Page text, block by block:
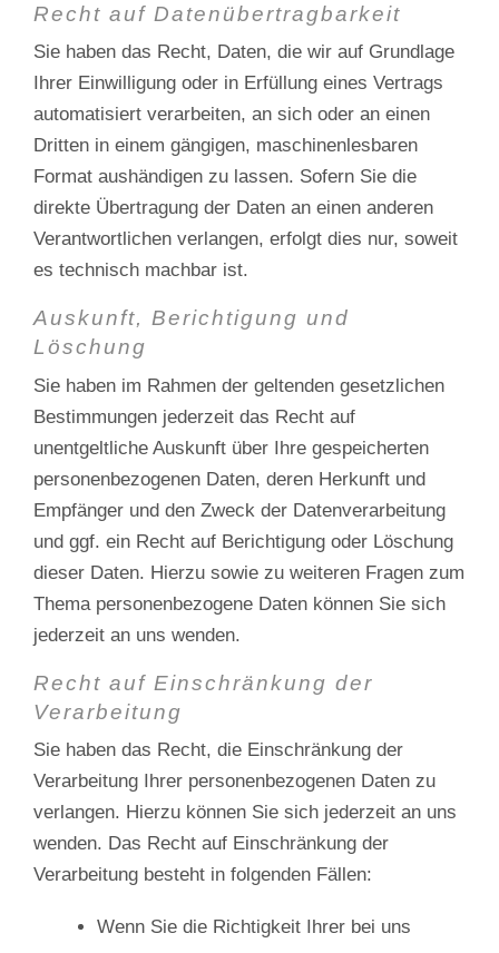
Recht auf Daten­übertrag­barkeit
Sie haben das Recht, Daten, die wir auf Grundlage
Ihrer Einwilligung oder in Erfüllung eines Vertrags
automatisiert verarbeiten, an sich oder an einen
Dritten in einem gängigen, maschinenlesbaren
Format aushändigen zu lassen. Sofern Sie die
direkte Übertragung der Daten an einen anderen
Verantwortlichen verlangen, erfolgt dies nur, soweit
es technisch machbar ist.
Auskunft, Berichtigung und
Löschung
Sie haben im Rahmen der geltenden gesetzlichen
Bestimmungen jederzeit das Recht auf
unentgeltliche Auskunft über Ihre gespeicherten
personenbezogenen Daten, deren Herkunft und
Empfänger und den Zweck der Datenverarbeitung
und ggf. ein Recht auf Berichtigung oder Löschung
dieser Daten. Hierzu sowie zu weiteren Fragen zum
Thema personenbezogene Daten können Sie sich
jederzeit an uns wenden.
Recht auf Einschränkung der
Verarbeitung
Sie haben das Recht, die Einschränkung der
Verarbeitung Ihrer personenbezogenen Daten zu
verlangen. Hierzu können Sie sich jederzeit an uns
wenden. Das Recht auf Einschränkung der
Verarbeitung besteht in folgenden Fällen:
Wenn Sie die Richtigkeit Ihrer bei uns